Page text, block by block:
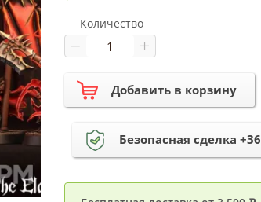
Количество
Добавить в корзину
Безопасная сделка +36